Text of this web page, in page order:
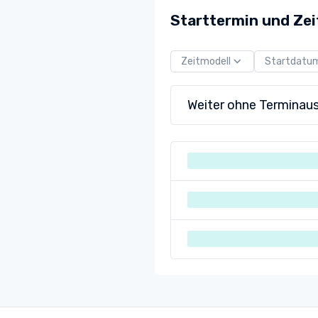
Starttermin und
Zeitmodell
Weiter ohne